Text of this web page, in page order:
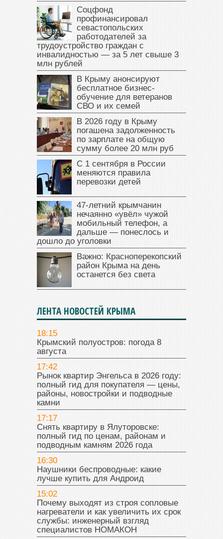
Соцфонд
профинансировал
севастопольских
работодателей за
трудоустройство граждан с
инвалидностью — за 5 лет свыше 3
млн рублей
В Крыму анонсируют
бесплатное бизнес-
обучение для ветеранов
СВО и их семей
В 2026 году в Крыму
погашена задолженность
по зарплате на общую
сумму более 20 млн руб
С 1 сентября в России
меняются правила
перевозки детей
47‑летний крымчанин
нечаянно «увёл» чужой
мобильный телефон, а
дальше — понеслось и
дошло до уголовки
Важно: Красноперекопский
район Крыма на день
останется без света
ЛЕНТА НОВОСТЕЙ КРЫМА
18:15
Крымский полуостров: погода 8
августа
17:42
Рынок квартир Энгельса в 2026 году:
полный гид для покупателя — цены,
районы, новостройки и подводные
камни
17:17
Снять квартиру в Ялуторовске:
полный гид по ценам, районам и
подводным камням 2026 года
16:30
Наушники беспроводные: какие
лучше купить для Андроид
15:02
Почему выходят из строя сопловые
нагреватели и как увеличить их срок
службы: инженерный взгляд
специалистов НОМАКОН